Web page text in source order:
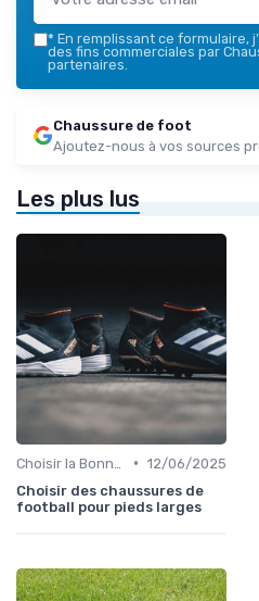
* En remplissant ce formulaire,
des fins commerciales par
partenaires.
Chaussure de foot
Ajoutez-nous à vos sources
Les plus lus
• 12/06/2025
Choisir des chaussures de
football pour pieds larges